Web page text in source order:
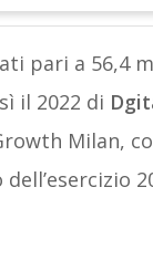
pari a 56,4
il 2022 di
Milan,